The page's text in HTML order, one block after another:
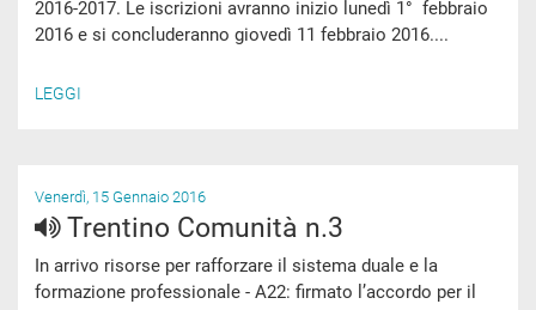
2016-2017. Le iscrizioni avranno inizio lunedì 1° febbraio
2016 e si concluderanno giovedì 11 febbraio 2016....
LEGGI
Venerdì, 15 Gennaio 2016
Trentino Comunità n.3
In arrivo risorse per rafforzare il sistema duale e la
formazione professionale - A22: firmato l’accordo per il